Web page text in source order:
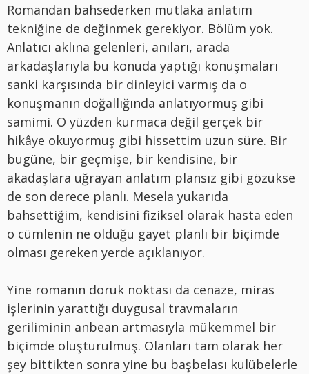
Romandan bahsederken mutlaka anlatım
tekniğine de değinmek gerekiyor. Bölüm yok.
Anlatıcı aklına gelenleri, anıları, arada
arkadaşlarıyla bu konuda yaptığı konuşmaları
sanki karşısında bir dinleyici varmış da o
konuşmanın doğallığında anlatıyormuş gibi
samimi. O yüzden kurmaca değil gerçek bir
hikâye okuyormuş gibi hissettim uzun süre. Bir
bugüne, bir geçmişe, bir kendisine, bir
akadaşlara uğrayan anlatım plansız gibi gözükse
de son derece planlı. Mesela yukarıda
bahsettiğim, kendisini fiziksel olarak hasta eden
o cümlenin ne olduğu gayet planlı bir biçimde
olması gereken yerde açıklanıyor.
Yine romanın doruk noktası da cenaze, miras
işlerinin yarattığı duygusal travmaların
geriliminin anbean artmasıyla mükemmel bir
biçimde oluşturulmuş. Olanları tam olarak her
şey bittikten sonra yine bu başbelası kulübelerle